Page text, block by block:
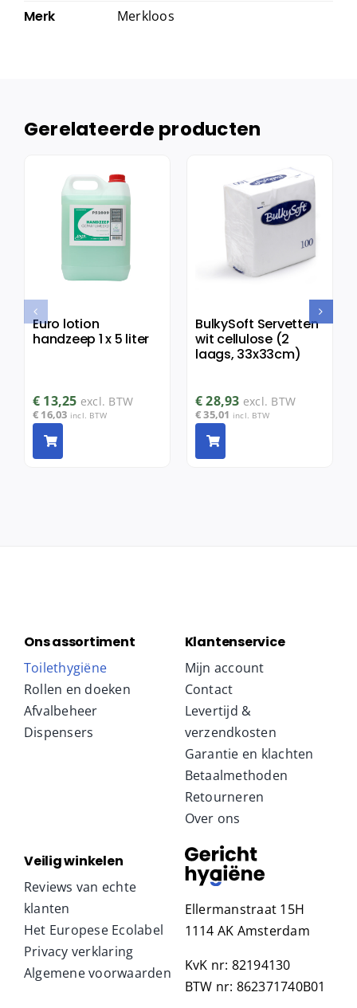
Merk Merkloos
Gerelateerde producten
Euro lotion
handzeep 1 x 5 liter
€ 13,25 excl. BTW
€ 16,03 incl. BTW
BulkySoft Servetten
wit cellulose (2
laags, 33x33cm)
€28,93 excl. BTW
€35,01 incl. BTW
Ons assortiment
Toilethygiëne
Rollen en doeken
Afvalbeheer
Dispensers
Klantenservice
Mijn account
Contact
Levertijd &
verzendkosten
Garantie en klachten
Betaalmethoden
Retourneren
Over ons
Veilig winkelen
Reviews van echte
klanten
Het Europese Ecolabel
Privacy verklaring
Algemene voorwaarden
Ellermanstraat 15H
1114 AK Amsterdam
KvK nr: 82194130
BTW nr: 862371740B01